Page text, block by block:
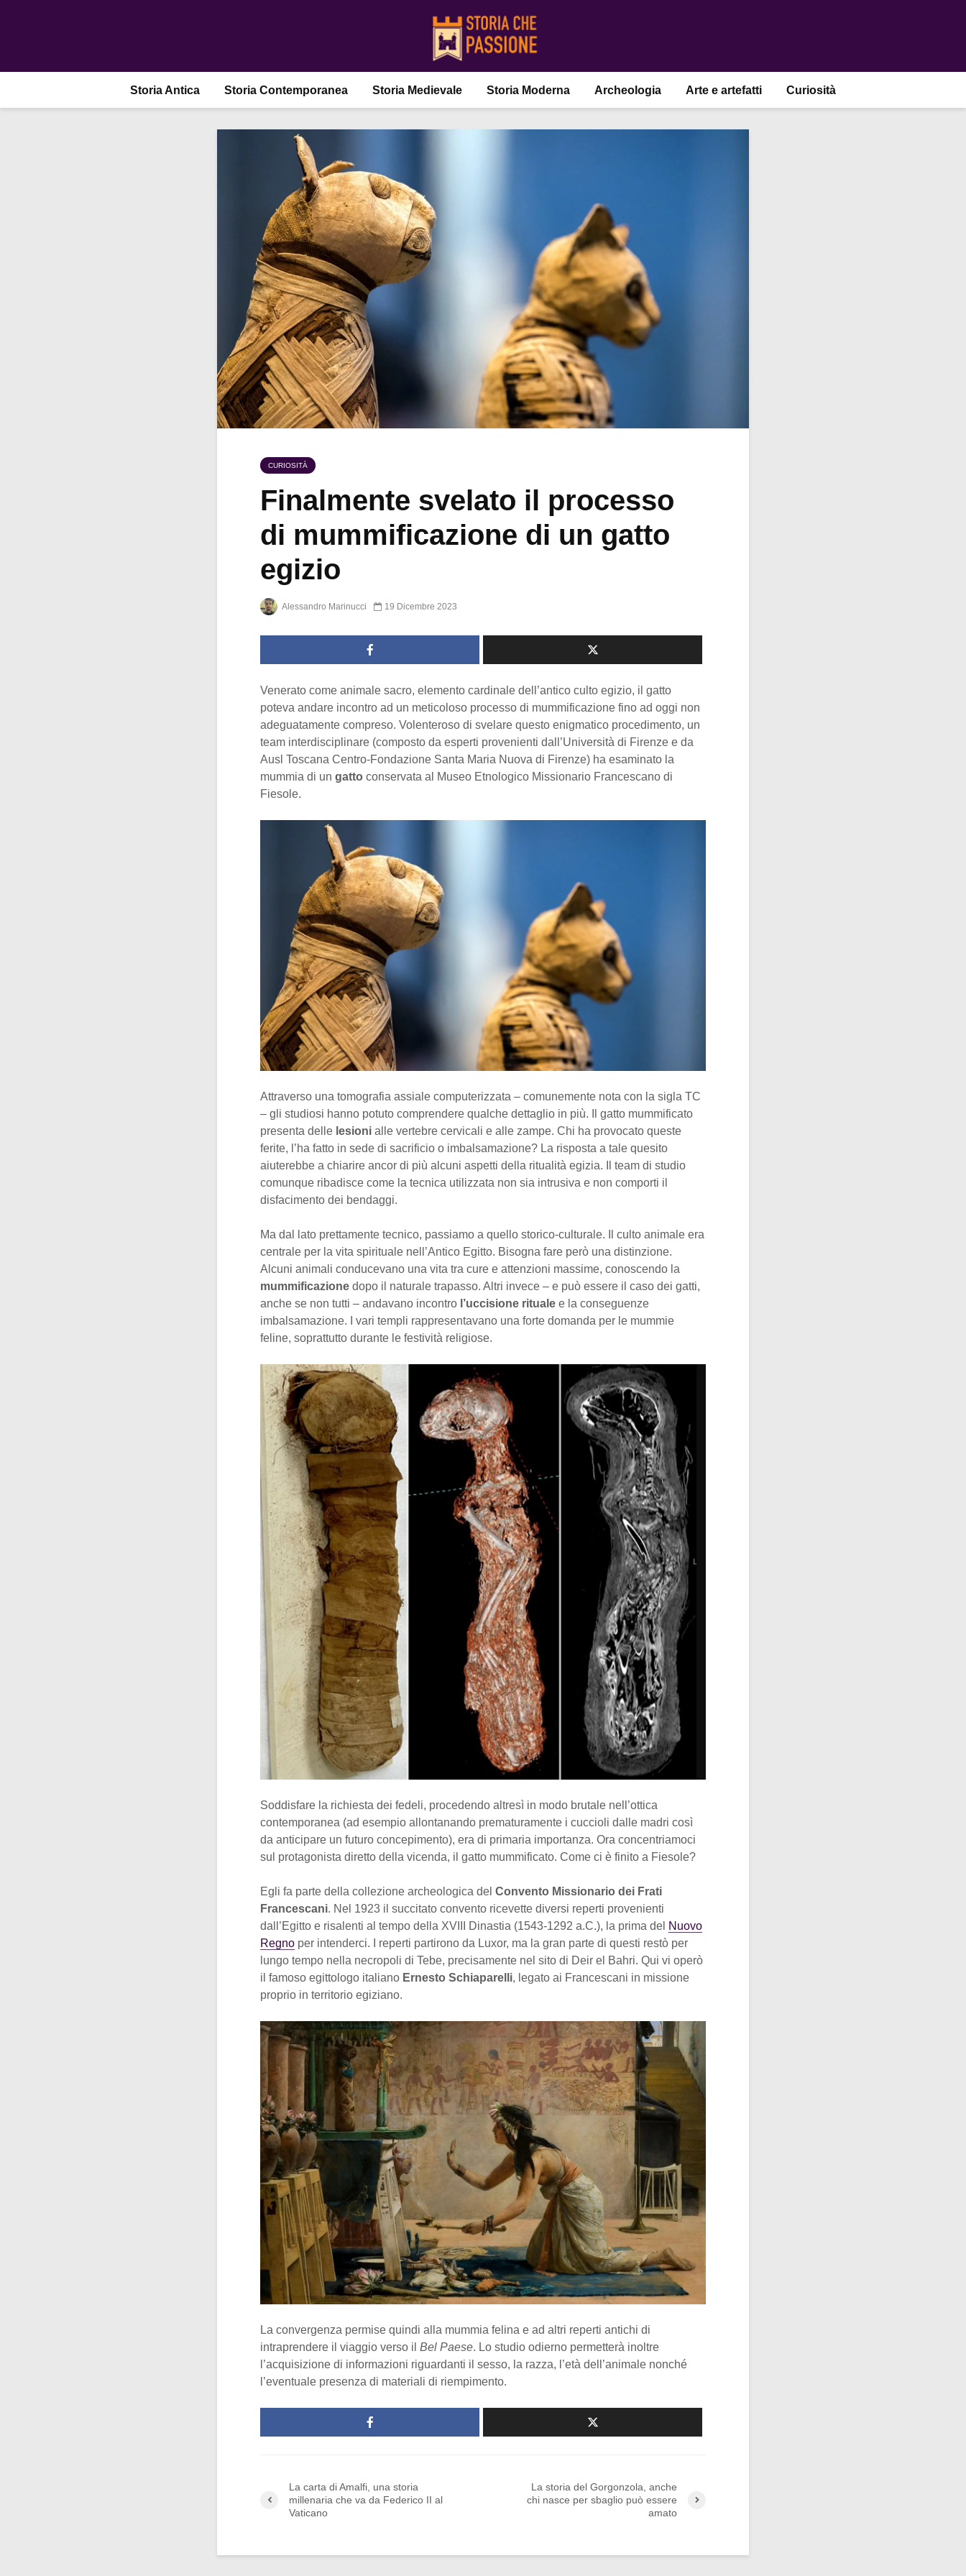
Storia Antica Storia Contemporanea Storia Medievale Storia Moderna Archeologia Arte e artefatti Curiosità
CURIOSITÀ
Finalmente svelato il processo
di mummificazione di un gatto
egizio
Alessandro Marinucci 19 Dicembre 2023
Venerato come animale sacro, elemento cardinale dell’antico culto egizio, il gatto
poteva andare incontro ad un meticoloso processo di mummificazione fino ad oggi non
adeguatamente compreso. Volenteroso di svelare questo enigmatico procedimento, un
team interdisciplinare (composto da esperti provenienti dall’Università di Firenze e da
Ausl Toscana Centro-Fondazione Santa Maria Nuova di Firenze) ha esaminato la
mummia di un gatto conservata al Museo Etnologico Missionario Francescano di
Fiesole.
Attraverso una tomografia assiale computerizzata – comunemente nota con la sigla TC
– gli studiosi hanno potuto comprendere qualche dettaglio in più. Il gatto mummificato
presenta delle lesioni alle vertebre cervicali e alle zampe. Chi ha provocato queste
ferite, l’ha fatto in sede di sacrificio o imbalsamazione? La risposta a tale quesito
aiuterebbe a chiarire ancor di più alcuni aspetti della ritualità egizia. Il team di studio
comunque ribadisce come la tecnica utilizzata non sia intrusiva e non comporti il
disfacimento dei bendaggi.
Ma dal lato prettamente tecnico, passiamo a quello storico-culturale. Il culto animale era
centrale per la vita spirituale nell’Antico Egitto. Bisogna fare però una distinzione.
Alcuni animali conducevano una vita tra cure e attenzioni massime, conoscendo la
mummificazione dopo il naturale trapasso. Altri invece – e può essere il caso dei gatti,
anche se non tutti – andavano incontro l’uccisione rituale e la conseguenze
imbalsamazione. I vari templi rappresentavano una forte domanda per le mummie
feline, soprattutto durante le festività religiose.
Soddisfare la richiesta dei fedeli, procedendo altresì in modo brutale nell’ottica
contemporanea (ad esempio allontanando prematuramente i cuccioli dalle madri così
da anticipare un futuro concepimento), era di primaria importanza. Ora concentriamoci
sul protagonista diretto della vicenda, il gatto mummificato. Come ci è finito a Fiesole?
Egli fa parte della collezione archeologica del Convento Missionario dei Frati
Francescani. Nel 1923 il succitato convento ricevette diversi reperti provenienti
dall’Egitto e risalenti al tempo della XVIII Dinastia (1543-1292 a.C.), la prima del Nuovo
Regno per intenderci. I reperti partirono da Luxor, ma la gran parte di questi restò per
lungo tempo nella necropoli di Tebe, precisamente nel sito di Deir el Bahri. Qui vi operò
il famoso egittologo italiano Ernesto Schiaparelli, legato ai Francescani in missione
proprio in territorio egiziano.
La convergenza permise quindi alla mummia felina e ad altri reperti antichi di
intraprendere il viaggio verso il Bel Paese. Lo studio odierno permetterà inoltre
l’acquisizione di informazioni riguardanti il sesso, la razza, l’età dell’animale nonché
l’eventuale presenza di materiali di riempimento.
La carta di Amalfi, una storia
millenaria che va da Federico II al
Vaticano
La storia del Gorgonzola, anche
chi nasce per sbaglio può essere
amato